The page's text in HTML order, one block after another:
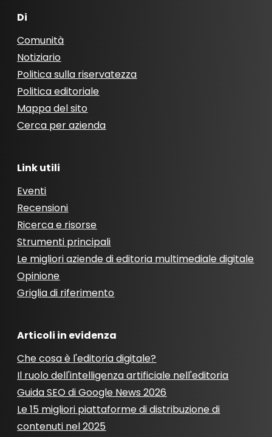
Di
Comunità
Notiziario
Politica sulla riservatezza
Politica editoriale
Mappa del sito
Cerca per azienda
Link utili
Eventi
Recensioni
Ricerca e risorse
Strumenti principali
Le migliori aziende di editoria multimediale digitale
Opinione
Griglia di riferimento
Articoli in evidenza
Che cosa è l'editoria digitale?
Il ruolo dell'intelligenza artificiale nell'editoria
Guida SEO di Google News 2026
Le 15 migliori piattaforme di distribuzione di
contenuti nel 2025